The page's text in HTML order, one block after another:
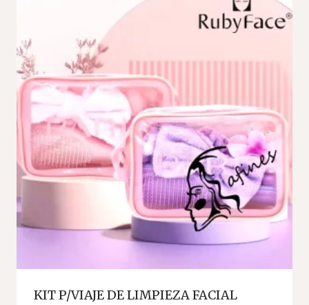
KIT P/VIAJE DE LIMPIEZA FACIAL